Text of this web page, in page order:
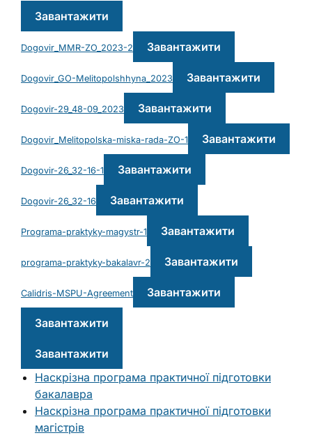
Завантажити
Dogovir_MMR-ZO_2023-2 Завантажити
Dogovir_GO-Melitopolshhyna_2023 Завантажити
Dogovir-29_48-09_2023 Завантажити
Dogovir_Melitopolska-miska-rada-ZO-1 Завантажити
Dogovir-26_32-16-1 Завантажити
Dogovir-26_32-16 Завантажити
Programa-praktyky-magystr-1 Завантажити
programa-praktyky-bakalavr-2 Завантажити
Calidris-MSPU-Agreement Завантажити
Завантажити
Завантажити
Наскрізна програма практичної підготовки
бакалавра
Наскрізна програма практичної підготовки
магістрів